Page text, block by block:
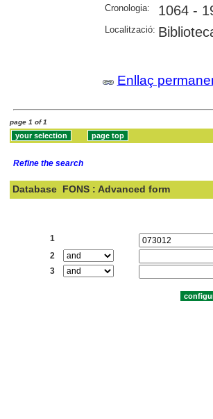
Cronologia: 1064 -
Localització:
Enllaç
page 1 of 1
Refine the search
Database FONS : Advanced form
1
2
3